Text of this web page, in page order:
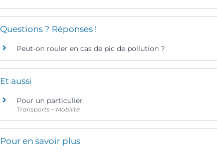
Questions ? Réponses !
Peut-on rouler en cas de pic de pollution ?
Et aussi
Pour un particulier
Transports – Mobilité
Pour en savoir plus